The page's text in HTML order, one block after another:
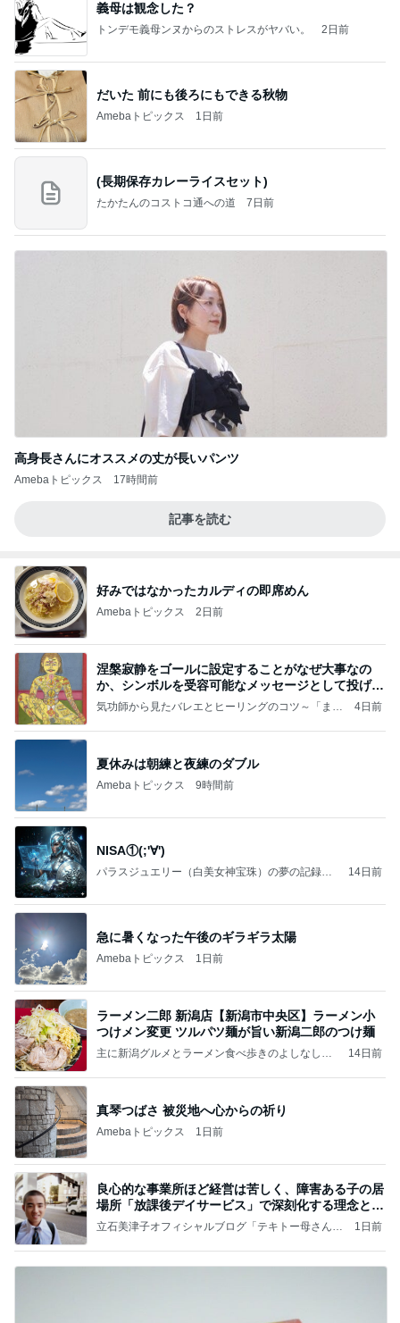
義母は観念した？
トンデモ義母ンヌからのストレスがヤバい。 2日前
だいた 前にも後ろにもできる秋物
Amebaトピックス 1日前
(長期保存カレーライスセット)
たかたんのコストコ通への道 7日前
高身長さんにオススメの丈が長いパンツ
Amebaトピックス 17時間前
記事を読む
好みではなかったカルディの即席めん
Amebaトピックス 2日前
涅槃寂静をゴールに設定することがなぜ大事なの
か、シンボルを受容可能なメッセージとして投げる
ことが
気功師から見たバレエとヒーリングのコツ～「まと
4日前
夏休みは朝練と夜練のダブル
Amebaトピックス 9時間前
NISA①(;'∀')
パラスジュエリー（白美女神宝珠）の夢の記録
14日前
急に暑くなった午後のギラギラ太陽
Amebaトピックス 1日前
ラーメン二郎 新潟店【新潟市中央区】ラーメン小
つけメン変更 ツルパツ麺が旨い新潟二郎のつけ麺
主に新潟グルメとラーメン食べ歩きのよしなしご
14日前
真琴つばさ 被災地へ心からの祈り
Amebaトピックス 1日前
良心的な事業所ほど経営は苦しく、障害ある子の居
場所「放課後デイサービス」で深刻化する理念と現
実の
立石美津子オフィシャルブログ「テキトー母さんの
1日前